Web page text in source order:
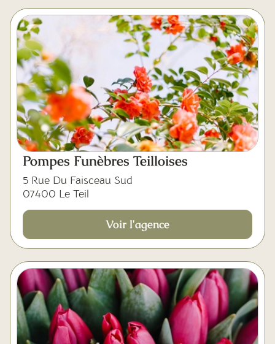
Pompes Funèbres Teilloises
5 Rue Du Faisceau Sud
07400 Le Teil
Voir l'agence